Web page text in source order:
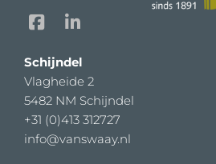
F
a
c
e
b
o
o
k
L
i
n
k
e
d
i
n
Schijndel
Vlagheide 2
5482 NM Schijndel
+31 (0)413 312727
info@vanswaay.nl